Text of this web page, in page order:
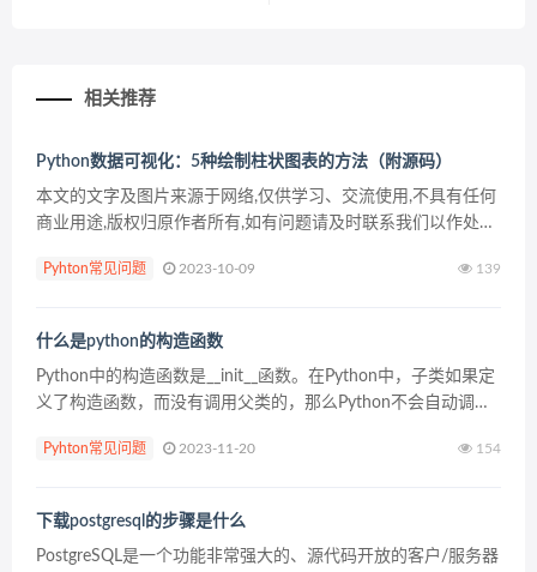
相关推荐
Python数据可视化：5种绘制柱状图表的方法（附源码）
本文的文字及图片来源于网络,仅供学习、交流使用,不具有任何
商业用途,版权归原作者所有,如有问题请及时联系我们以作处理
有很多优秀的可视化库，matplo...
Pyhton常见问题 2023-10-09 139
什么是python的构造函数
Python中的构造函数是__init__函数。在Python中，子类如果定
义了构造函数，而没有调用父类的，那么Python不会自动调
module文件： cla...
Pyhton常见问题 2023-11-20 154
下载postgresql的步骤是什么
PostgreSQL是一个功能非常强大的、源代码开放的客户/服务器